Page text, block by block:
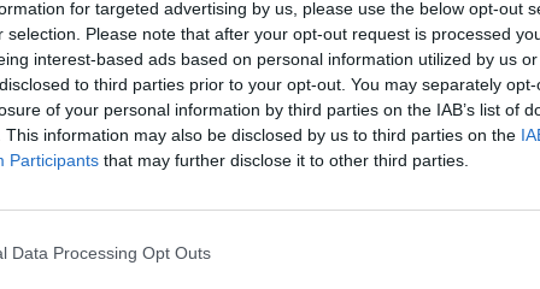
for targeted advertising by us, please use the below opt-out
selection. Please note that after your opt-out request is processed
interest-based ads based on personal information utilized by us
to third parties prior to your opt-out. You may separately
of your personal information by third parties on the IAB’s list of
This information may also be disclosed by us to third parties on the
Participants that may further disclose it to other third parties.
Data Processing Opt Outs
y afectan negativamente tanto a ellos como a
de su personalidad, sus habilidades y sus
los juguetes y juegos libre de estereotipos
población que, a través del juego, aprende a
secretario general de Consumo y Juego,